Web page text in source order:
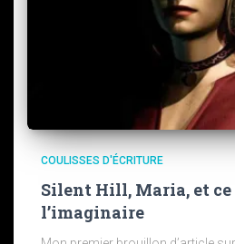
COULISSES D'ÉCRITURE
Silent Hill, Maria, et
l’imaginaire